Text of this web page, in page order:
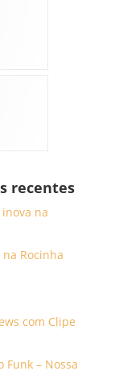
recentes
na
Rocinha
com Clipe
Funk – Nossa